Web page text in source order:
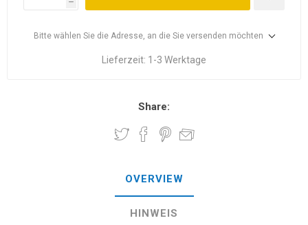
h
Bitte wählen Sie die Adresse, an die Sie versenden möchten
Lieferzeit: 1-3 Werktage
Share:
OVERVIEW
HINWEIS